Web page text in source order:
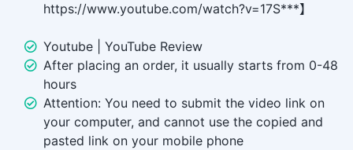
https://www.youtube.com/watch?v=17S***】
Youtube | YouTube Review
After placing an order, it usually starts from 0-48
hours
Attention: You need to submit the video link on
your computer, and cannot use the copied and
pasted link on your mobile phone